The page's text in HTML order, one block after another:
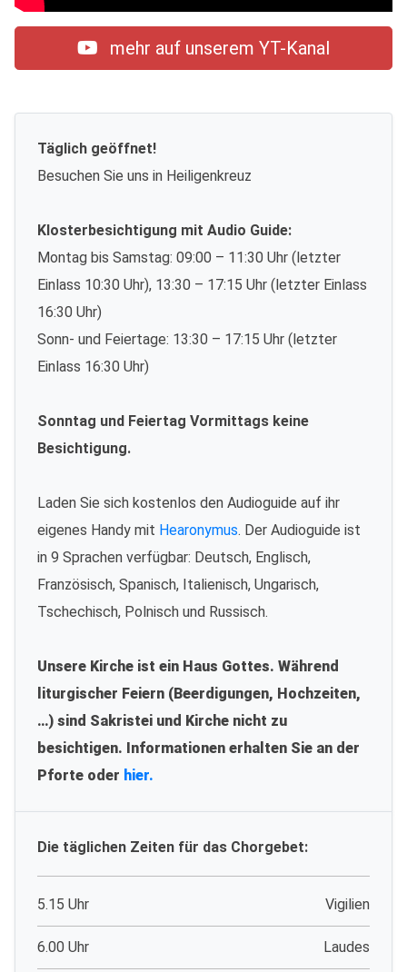
mehr auf unserem YT-Kanal
Täglich geöffnet!
Besuchen Sie uns in Heiligenkreuz
Klosterbesichtigung mit Audio Guide:
Montag bis Samstag: 09:00 – 11:30 Uhr (letzter
Einlass 10:30 Uhr), 13:30 – 17:15 Uhr (letzter Einlass
16:30 Uhr)
Sonn- und Feiertage: 13:30 – 17:15 Uhr (letzter
Einlass 16:30 Uhr)
Sonntag und Feiertag Vormittags keine
Besichtigung.
Laden Sie sich kostenlos den Audioguide auf ihr
eigenes Handy mit Hearonymus. Der Audioguide ist
in 9 Sprachen verfügbar: Deutsch, Englisch,
Französisch, Spanisch, Italienisch, Ungarisch,
Tschechisch, Polnisch und Russisch.
Unsere Kirche ist ein Haus Gottes. Während
liturgischer Feiern (Beerdigungen, Hochzeiten,
…) sind Sakristei und Kirche nicht zu
besichtigen. Informationen erhalten Sie an der
Pforte oder hier.
Die täglichen Zeiten für das Chorgebet:
5.15 Uhr Vigilien
6.00 Uhr Laudes